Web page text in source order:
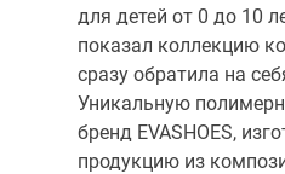
для детей от 0 до 10
показал коллекцию
сразу обратила на
Уникальную
бренд EVASHOES,
продукцию из